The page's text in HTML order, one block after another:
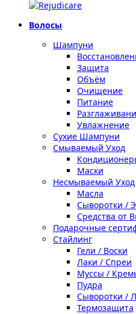
Волосы
Шампуни
Защита
Объём
Очищение
Питание
Увлажнение
Сухие Шампуни
Смываемый Уход
Маски
Несмываемый Уход
Масла
Сыворотки /
Средства от
Подарочные
Стайлинг
Гели / Воски
Лаки / Спреи
Муссы /
Пудра
Сыворотки /
Термозащита